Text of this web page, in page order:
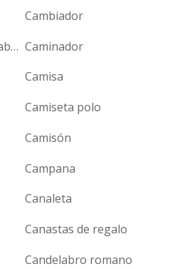
Cambiador
Cambiadores desechables Caminador
Camisa
Camiseta polo
Camisón
Campana
Canaleta
Canastas de regalo
Candelabro romano